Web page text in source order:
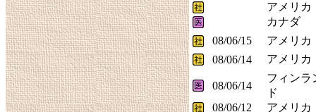
アメリカ
カナダ
08/06/15
アメリカ
08/06/14
アメリカ
08/06/14
フィンラ
ド
08/06/12
アメリカ